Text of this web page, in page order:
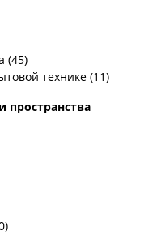
(45)
технике (11)
пространства